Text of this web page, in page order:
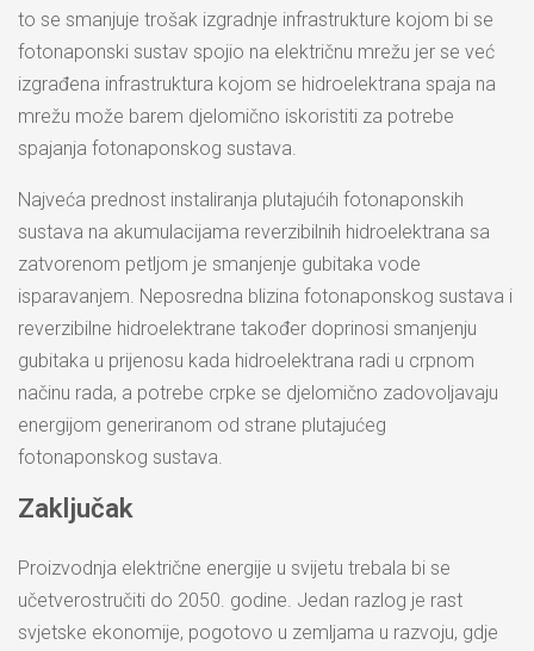
to se smanjuje trošak izgradnje infrastrukture kojom bi se
fotonaponski sustav spojio na električnu mrežu jer se već
izgrađena infrastruktura kojom se hidroelektrana spaja na
mrežu može barem djelomično iskoristiti za potrebe
spajanja fotonaponskog sustava.
Najveća prednost instaliranja plutajućih fotonaponskih
sustava na akumulacijama reverzibilnih hidroelektrana sa
zatvorenom petljom je smanjenje gubitaka vode
isparavanjem. Neposredna blizina fotonaponskog sustava i
reverzibilne hidroelektrane također doprinosi smanjenju
gubitaka u prijenosu kada hidroelektrana radi u crpnom
načinu rada, a potrebe crpke se djelomično zadovoljavaju
energijom generiranom od strane plutajućeg
fotonaponskog sustava.
Zaključak
Proizvodnja električne energije u svijetu trebala bi se
učetverostručiti do 2050. godine. Jedan razlog je rast
svjetske ekonomije, pogotovo u zemljama u razvoju, gdje